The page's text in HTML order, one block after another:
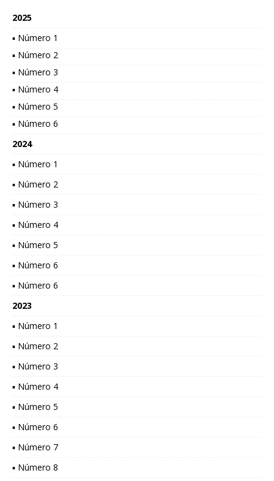
2025
▪ Número 1
▪ Número 2
▪ Número 3
▪ Número 4
▪ Número 5
▪ Número 6
2024
▪ Número 1
▪ Número 2
▪ Número 3
▪ Número 4
▪ Número 5
▪ Número 6
▪ Número 6
2023
▪ Número 1
▪ Número 2
▪ Número 3
▪ Número 4
▪ Número 5
▪ Número 6
▪ Número 7
▪ Número 8